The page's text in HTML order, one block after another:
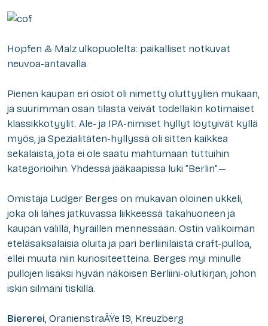
Hopfen & Malz ulkopuolelta: paikalliset notkuvat
neuvoa-antavalla.
Pienen kaupan eri osiot oli nimetty oluttyylien mukaan,
ja suurimman osan tilasta veivät todellakin kotimaiset
klassikkotyylit. Ale- ja IPA-nimiset hyllyt löytyivät kyllä
myös, ja Spezialitäten-hyllyssä oli sitten kaikkea
sekalaista, jota ei ole saatu mahtumaan tuttuihin
kategorioihin. Yhdessä jääkaapissa luki ”Berlin”.—
Omistaja Ludger Berges on mukavan oloinen ukkeli,
joka oli lähes jatkuvassa liikkeessä takahuoneen ja
kaupan välillä, hyräillen mennessään. Ostin valikoiman
eteläsaksalaisia oluita ja pari berliiniläistä craft-pulloa,
ellei muuta niin kuriositeetteina. Berges myi minulle
pullojen lisäksi hyvän näköisen Berliini-olutkirjan, johon
iskin silmäni tiskillä.
Biererei, OranienstraÃŸe 19, Kreuzberg